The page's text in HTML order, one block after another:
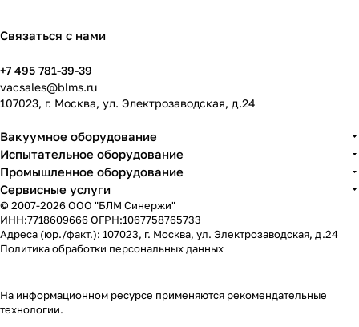
Связаться с нами
+7 495 781-39-39
vacsales@blms.ru
107023, г. Москва, ул. Электрозаводская, д.24
Вакуумное оборудование
Испытательное оборудование
Промышленное оборудование
Сервисные услуги
© 2007-2026 ООО "БЛМ Синержи"
ИНН:7718609666 ОГРН:1067758765733
Адреса (юр./факт.): 107023, г. Москва, ул. Электрозаводская, д.24
Политика обработки персональных данных
На информационном ресурсе применяются рекомендательные
технологии.